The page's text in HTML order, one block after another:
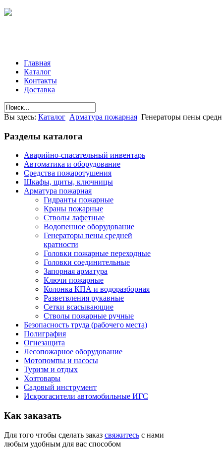
Главная
Каталог
Контакты
Доставка
Вы здесь: Каталог Арматура пожарная Генераторы пены
Разделы каталога
Аварийно-спасательный инвентарь
Автоматика и оборудование
Средства пожаротушения
Шкафы, щиты, ключницы
Арматура пожарная
Гидранты пожарные
Краны пожарные
Стволы лафетные
Водопенное оборудование
Генераторы пены средней
кратности
Головки пожарные переходные
Головки соединительные
Запорная арматура
Ключи пожарные
Колонка КПА и водоразборная
Разветвления рукавные
Сетки всасывающие
Стволы пожарные ручные
Безопасность труда (рабочего места)
Полиграфия
Огнезащита
Лесопожарное оборудование
Мотопомпы и насосы
Туризм и отдых
Хозтовары
Садовый инструмент
Искрогасители автомобильные ИГС
Как заказать
Для того чтобы сделать заказ свяжитесь с нами
любым удобным для вас способом